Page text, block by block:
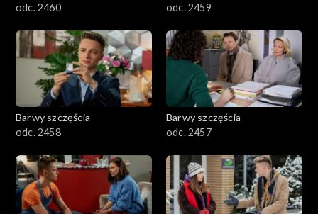
odc. 2460
odc. 2459
Barwy szczęścia
odc. 2458
Barwy szczęścia
odc. 2457